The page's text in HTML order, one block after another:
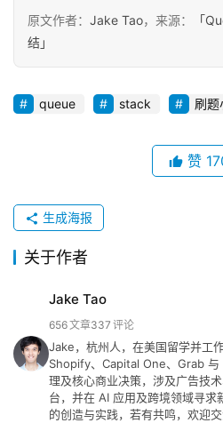
专
栏
态
原文作者： Jake Tao，来源：
「
结」
queue stack 刷题
赞
生成海报
关于作者
Jake Tao
656文章337 评论
Jake，杭州人，在美国留学并工
Shopify、Capital One、Grab
理及核心商业决策，涉及广告技
台，并在 AI 应用及跨境领域寻求
的创造与实践，若有共鸣，欢迎交